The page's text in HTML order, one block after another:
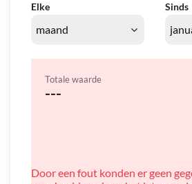
Elke Sinds
Totale waarde
---
Door een fout konden er geen